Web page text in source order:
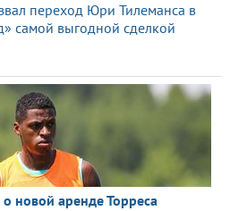
переход Юри Тилеманса в
самой выгодной сделкой
новой аренде Торреса